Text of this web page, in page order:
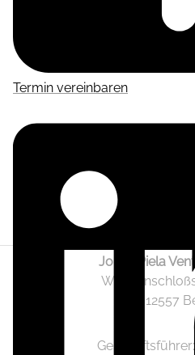
Termin vereinbaren
Jonas Piela
12557